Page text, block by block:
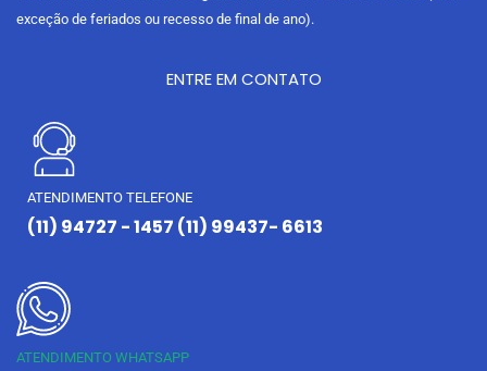
exceção de feriados ou recesso de final de ano).
ENTRE EM CONTATO
ATENDIMENTO TELEFONE
(11) 94727 - 1457 (11) 99437- 6613
ATENDIMENTO WHATSAPP